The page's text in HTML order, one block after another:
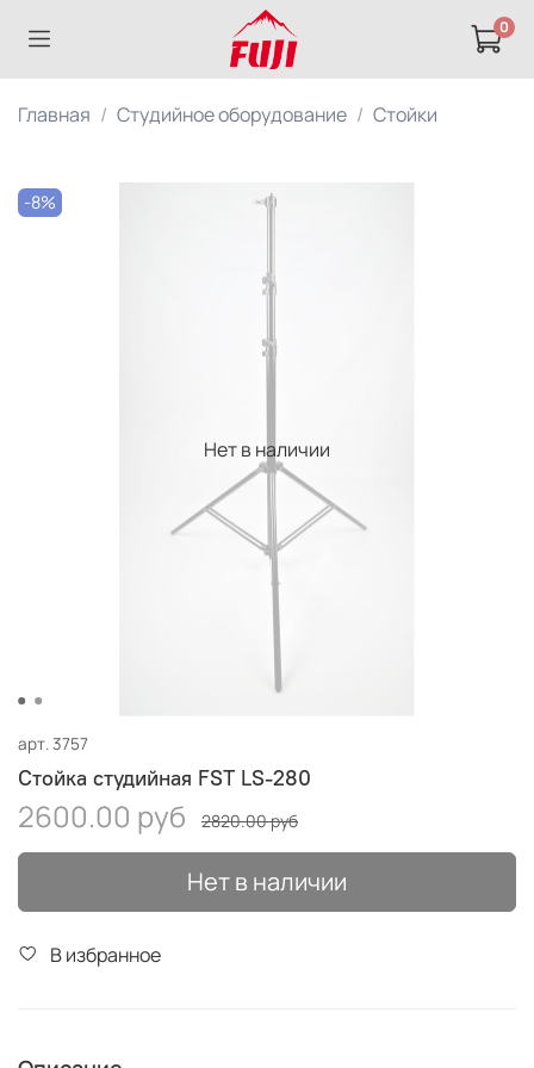
0
Главная Студийное оборудование Стойки
Нет в наличии
-8%
арт.3757
Стойка студийная FST LS-280
2600.00 руб 2820.00 руб
Нет в наличии
В избранное